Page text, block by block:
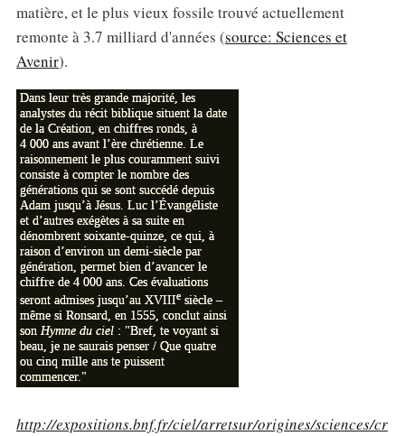
matière, et le plus vieux fossile trouvé actuellement
remonte à 3.7 milliard d'années (source: Sciences et
Avenir).
http://expositions.bnf.fr/ciel/arretsur/origines/sciences/cr